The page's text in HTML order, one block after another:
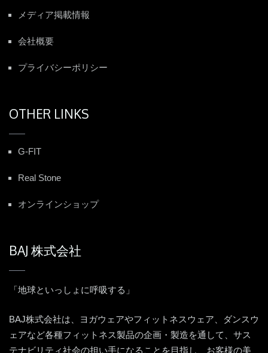
メディア掲載情報
会社概要
プライバシーポリシー
OTHER LINKS
G-FIT
Real Stone
オンラインショップ
BAJ 株式会社
「地球といっしょに呼吸する」
BAJ株式会社は、ヨガウェアやフィットネスウェア、ダンスウ
ェアなど各種フィットネス製品の企画・製造を通して、サス
テナビリティ社会の担い手になることを目指し、お客様の美